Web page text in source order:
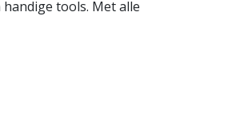
tools. Met alle